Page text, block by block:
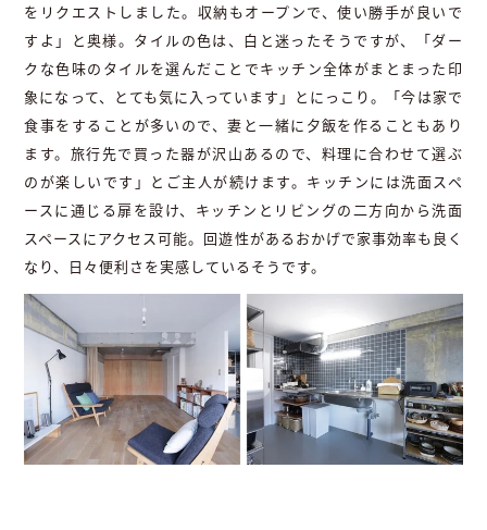
をリクエストしました。収納もオープンで、使い勝手が良いで
すよ」と奥様。タイルの色は、白と迷ったそうですが、「ダー
クな色味のタイルを選んだことでキッチン全体がまとまった印
象になって、とても気に入っています」とにっこり。「今は家で
食事をすることが多いので、妻と一緒に夕飯を作ることもあり
ます。旅行先で買った器が沢山あるので、料理に合わせて選ぶ
のが楽しいです」とご主人が続けます。キッチンには洗面スペ
ースに通じる扉を設け、キッチンとリビングの二方向から洗面
スペースにアクセス可能。回遊性があるおかげで家事効率も良く
なり、日々便利さを実感しているそうです。